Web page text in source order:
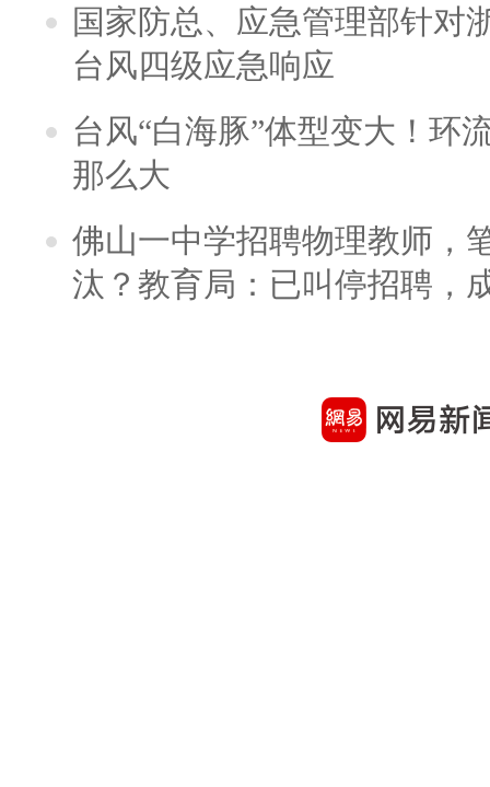
国家防总、应急管理部针对
台风四级应急响应
台风“白海豚”体型变大！环
那么大
佛山一中学招聘物理教师，
汰？教育局：已叫停招聘，